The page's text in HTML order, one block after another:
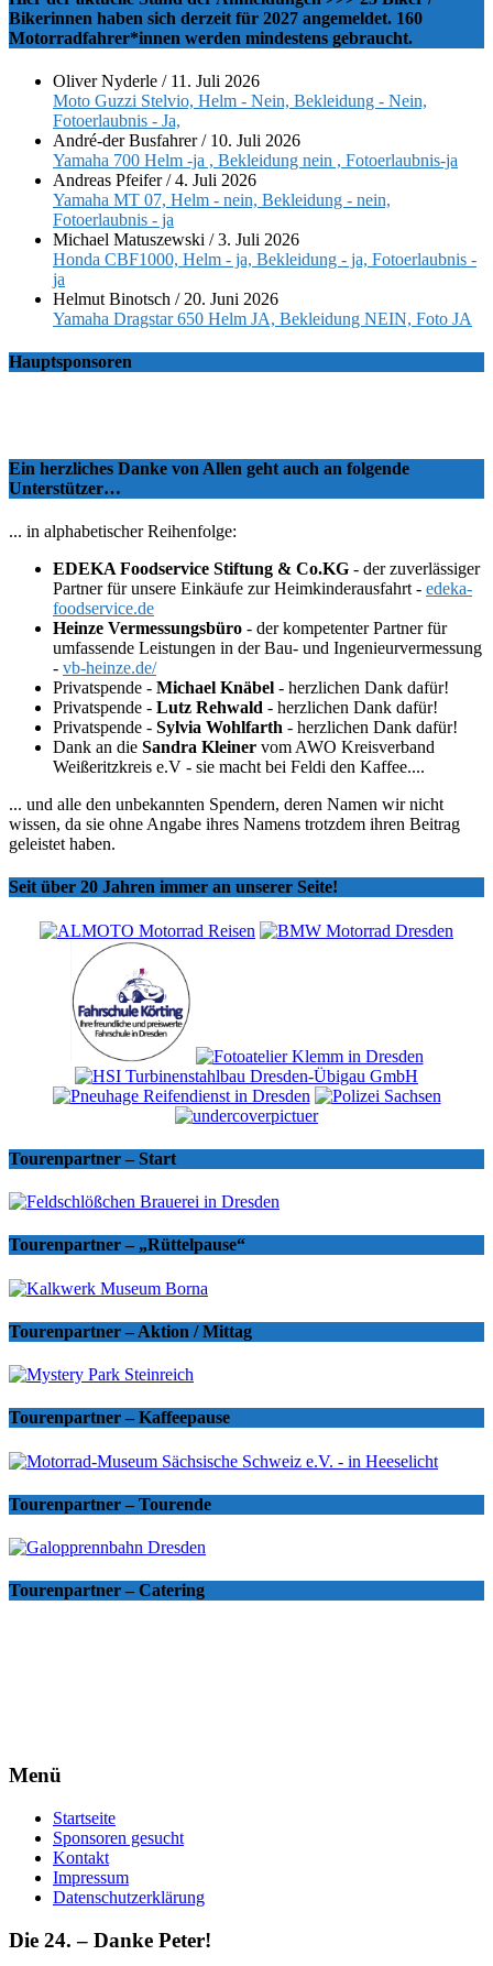
Bikerinnen haben sich derzeit für 2027 angemeldet. 160
Motorradfahrer*innen werden mindestens gebraucht.
Oliver Nyderle / 11. Juli 2026
Moto Guzzi Stelvio, Helm - Nein, Bekleidung - Nein,
Fotoerlaubnis - Ja,
André-der Busfahrer/ 10. Juli 2026
Yamaha 700 Helm -ja , Bekleidung nein , Fotoerlaubnis-ja
Andreas Pfeifer/4. Juli 2026
Yamaha MT 07, Helm - nein, Bekleidung - nein,
Fotoerlaubnis - ja
Michael Matuszewski /3. Juli 2026
Honda CBF1000, Helm - ja, Bekleidung - ja, Fotoerlaubnis -
ja
Helmut Binotsch / 20. Juni 2026
Yamaha Dragstar 650 Helm JA, Bekleidung NEIN, Foto JA
Hauptsponsoren
Ein herzliches Danke von Allen geht auch an folgende
Unterstützer…
... in alphabetischer Reihenfolge:
EDEKA Foodservice Stiftung & Co.KG - der zuverlässiger
Partner für unsere Einkäufe zur Heimkinderausfahrt - edeka-
foodservice.de
Heinze Vermessungsbüro - der kompetenter Partner für
umfassende Leistungen in der Bau- und Ingenieurvermessung
- vb-heinze.de/
Privatspende - Michael Knäbel - herzlichen Dank dafür!
Privatspende - Lutz Rehwald - herzlichen Dank dafür!
Privatspende - Sylvia Wohlfarth - herzlichen Dank dafür!
Dank an die Sandra Kleiner vom AWO Kreisverband
Weißeritzkreis e.V - sie macht bei Feldi den Kaffee....
... und alle den unbekannten Spendern, deren Namen wir nicht
wissen, da sie ohne Angabe ihres Namens trotzdem ihren Beitrag
geleistet haben.
Seit über 20 Jahren immer an unserer Seite!
Tourenpartner – Start
Tourenpartner – „Rüttelpause“
Tourenpartner – Aktion / Mittag
Tourenpartner – Kaffeepause
Tourenpartner – Tourende
Tourenpartner – Catering
Menü
Startseite
Sponsoren gesucht
Kontakt
Impressum
Datenschutzerklärung
Die 24. – Danke Peter!